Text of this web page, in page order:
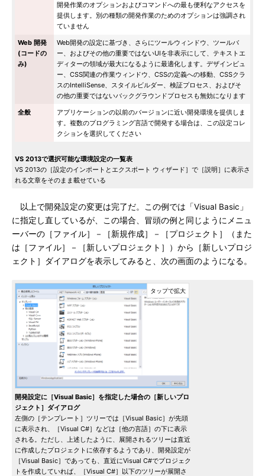
開発作業のオプションおよびコマンドへの最も便利なアクセスを
提供します。別の種類の開発作業のためのオプションは強調され
ていません
Web 開発
(コードの
み)
Web開発の設定に基づき、さらにツールウィンドウ、ツールバ
ー、およびその他の重要ではないUIを非表示にして、テキストエ
ディターの領域が最大になるように最適化します。デザインビュ
ー、CSS関連の作業ウィンドウ、CSSの定義への移動、CSSクラ
スのIntelliSense、スタイルビルダー、検証プロセス、およびそ
の他の重要ではないバックグラウンドプロセスも無効になります
全般
アプリケーションの以前のバージョンに近い開発環境を提供しま
す。複数のプログラミング言語で開発する場合は、この設定コレ
クションを選択してください
VS 2013で選択可能な環境設定の一覧表
VS 2013の［設定のインポートとエクスポート ウィザード］で［説明］に表示さ
れる文章をそのまま載せている
以上で開発設定の変更は完了だ。この例では「Visual Basic」
に指定し直しているが、この場合、冒頭の例と同じようにメニュ
ーバーの［ファイル］－［新規作成］－［プロジェクト］（また
は［ファイル］－［新しいプロジェクト］）から［新しいプロジ
ェクト］ダイアログを表示してみると、次の画面のようになる。
開発設定に［Visual Basic］を指定した場合の［新しいプロ
ジェクト］ダイアログ
左側の［テンプレート］ツリーでは［Visual Basic］が先頭
に表示され、［Visual C#］などは［他の言語］の下に表示
される。ただし、上述したように、展開されるツリーは直近
に作成したプロジェクトに依存するようであり、開発設定が
［Visual Basic］であっても、直近にVisual C#でプロジェク
トを作成していれば、［Visual C#］以下のツリーが展開さ